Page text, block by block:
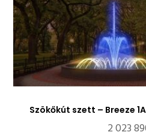
Szökőkút szett – Breeze
2 023